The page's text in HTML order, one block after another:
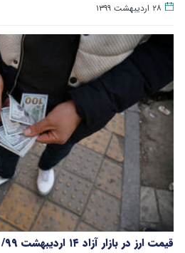
۲۸ اردیبهشت ۱۳۹۹
قیمت ارز در بازار آزاد ۱۴ اردیبهشت ۹۹/ قیمت دلار اعلام شد